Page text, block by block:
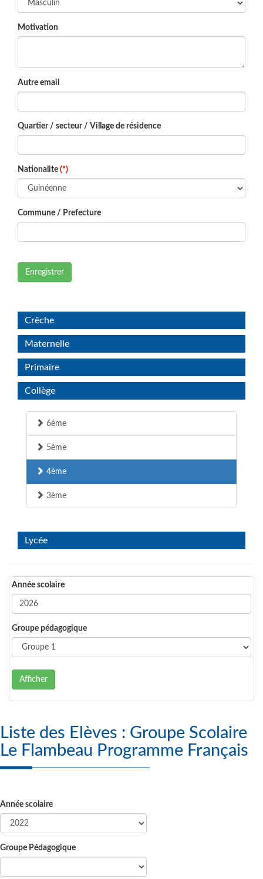
Motivation
Autre email
Quartier / secteur / Village de résidence
Nationalite (*)
Commune / Prefecture
Enregistrer
Crêche
Maternelle
Primaire
Collège
6ème
5ème
4ème
3ème
Lycée
Année scolaire
Groupe pédagogique
Afficher
Liste des Elèves : Groupe Scolaire
Le Flambeau Programme Français
Année scolaire
Groupe Pédagogique